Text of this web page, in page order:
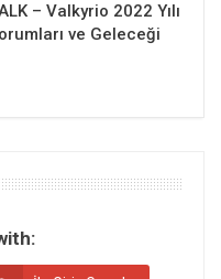
– Valkyrio 2022 Yılı
ve Geleceği